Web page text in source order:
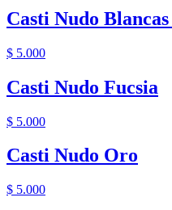
Casti Nudo
$ 5.000
Casti Nudo Fucsia
$ 5.000
Casti Nudo Oro
$ 5.000